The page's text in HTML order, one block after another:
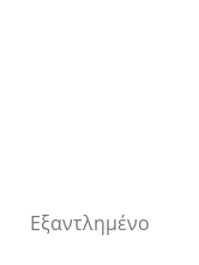
Εξαντλημένο